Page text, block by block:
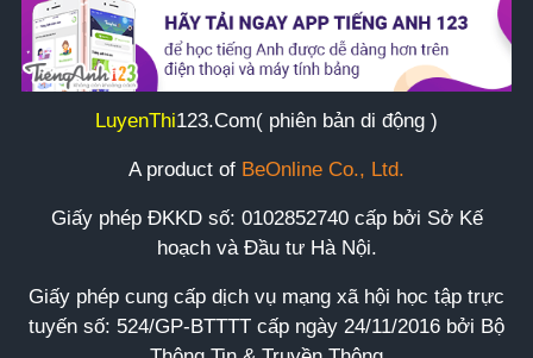
LuyenThi123.Com( phiên bản di động )
A product of BeOnline Co., Ltd.
Giấy phép ĐKKD số: 0102852740cấp bởi Sở Kế
hoạch và Đầu tư Hà Nội.
Giấy phép cung cấp dịch vụ mạng xã hội học tập trực
tuyến số: 524/GP-BTTTT cấp ngày 24/11/2016 bởi Bộ